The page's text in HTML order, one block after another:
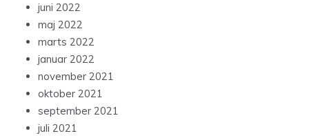
juni 2022
maj 2022
marts 2022
januar 2022
november 2021
oktober 2021
september 2021
juli 2021